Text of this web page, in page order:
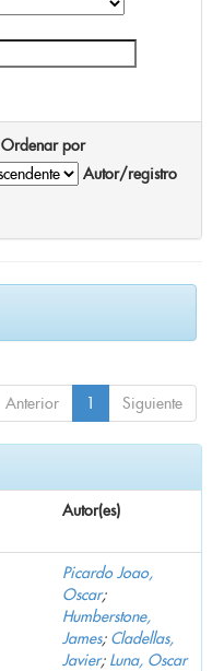
Ordenar por
Autor/registro
Anterior 1 Siguiente
Autor(es)
Picardo Joao,
Oscar;
Humberstone,
James; Cladellas,
Javier; Luna, Oscar